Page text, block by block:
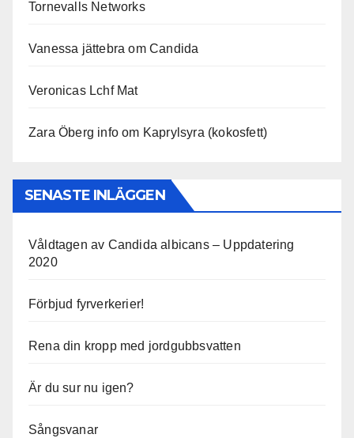
Tornevalls Networks
Vanessa jättebra om Candida
Veronicas Lchf Mat
Zara Öberg info om Kaprylsyra (kokosfett)
SENASTE INLÄGGEN
Våldtagen av Candida albicans – Uppdatering
2020
Förbjud fyrverkerier!
Rena din kropp med jordgubbsvatten
Är du sur nu igen?
Sångsvanar